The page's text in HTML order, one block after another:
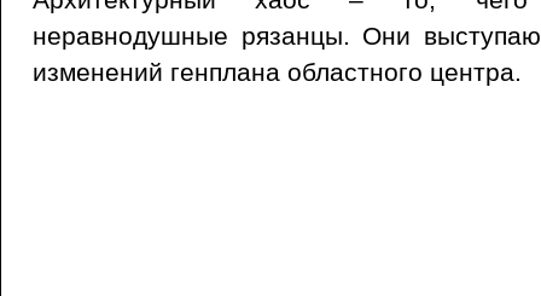
неравнодушные рязанцы. Они
изменений генплана областного центра.